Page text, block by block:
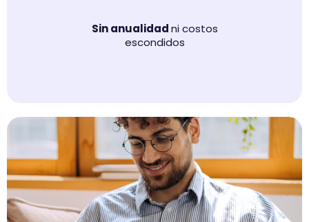
Sin anualidadni costos
escondidos